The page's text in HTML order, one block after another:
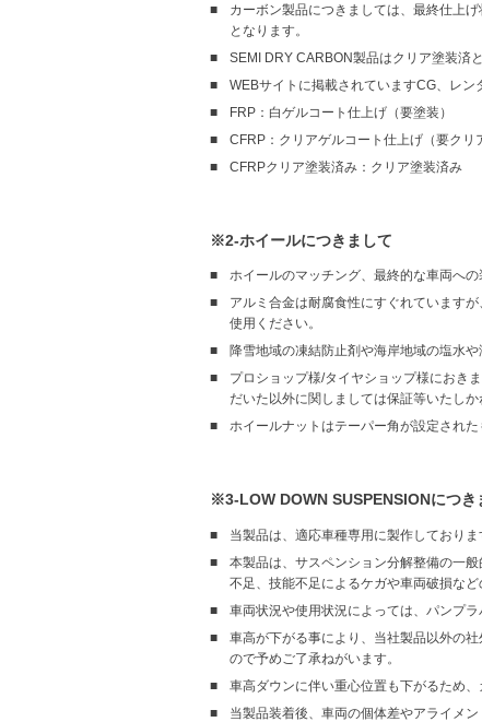
カーボン製品につきましては、最終仕上
となります。
SEMI DRY CARBON製品はクリア塗装済と
WEBサイトに掲載されていますCG、レン
FRP：白ゲルコート仕上げ（要塗装）
CFRP：クリアゲルコート仕上げ（要クリ
CFRPクリア塗装済み：クリア塗装済み
※2-ホイールにつきまして
ホイールのマッチング、最終的な車両へ
アルミ合金は耐腐食性にすぐれています
使用ください。
降雪地域の凍結防止剤や海岸地域の塩水
プロショップ様/タイヤショップ様におき
だいた以外に関しましては保証等いたしか
ホイールナットはテーパー角が設定された
※3-LOW DOWN SUSPENSIONにつき
当製品は、適応車種専用に製作しており
本製品は、サスペンション分解整備の一
不足、技能不足によるケガや車両破損な
車両状況や使用状況によっては、パンプ
車高が下がる事により、当社製品以外の
ので予めご了承ねがいます。
車高ダウンに伴い重心位置も下がるため
当製品装着後、車両の個体差やアライメ